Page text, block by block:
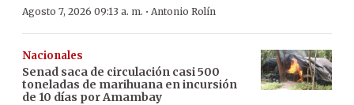
Agosto 7, 2026 09:13 a. m. · Antonio Rolín
Nacionales
Senad saca de circulación casi 500
toneladas de marihuana en incursión
de 10 días por Amambay